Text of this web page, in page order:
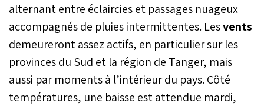
alternant entre éclaircies et passages nuageux
accompagnés de pluies intermittentes. Lesvents
demeureront assez actifs, en particulier sur les
provinces du Sud et la région de Tanger, mais
aussi par moments à l’intérieur du pays. Côté
températures, une baisse est attendue mardi,